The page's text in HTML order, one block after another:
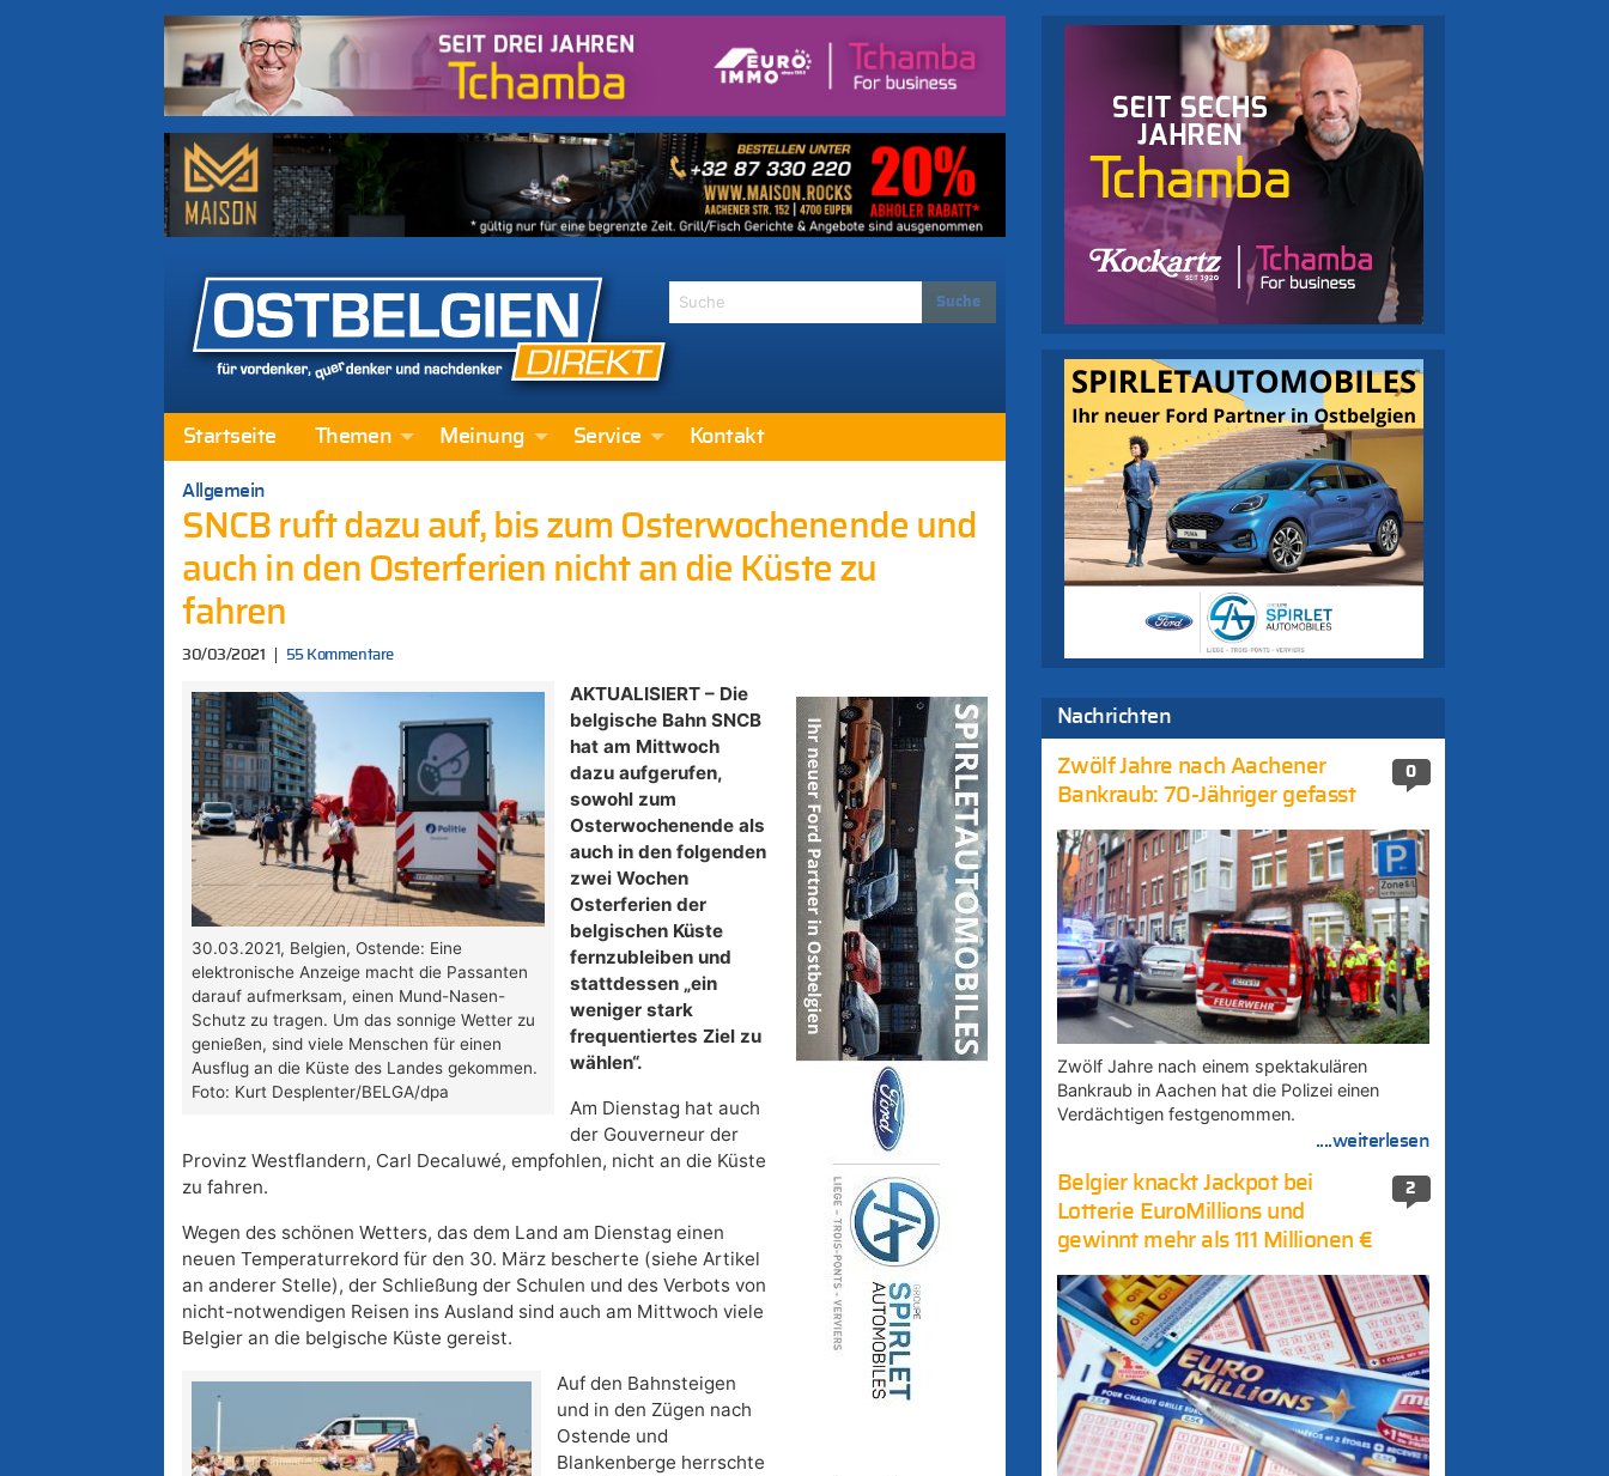
Startseite Themen Meinung Service Kontakt
Allgemein
SNCB ruft dazu auf, bis zum Osterwochenende und
auch in den Osterferien nicht an die Küste zu
fahren
30/03/2021 55 Kommentare
30.03.2021, Belgien, Ostende: Eine
elektronische Anzeige macht die Passanten
darauf aufmerksam, einen Mund-Nasen-
Schutz zu tragen. Um das sonnige Wetter zu
genießen, sind viele Menschen für einen
Ausflug an die Küste des Landes gekommen.
Foto: Kurt Desplenter/BELGA/dpa
AKTUALISIERT – Die
belgische Bahn SNCB
hat am Mittwoch
dazu aufgerufen,
sowohl zum
Osterwochenende als
auch in den folgenden
zwei Wochen
Osterferien der
belgischen Küste
fernzubleiben und
stattdessen „ein
weniger stark
frequentiertes Ziel zu
wählen“.
Am Dienstag hat auch
der Gouverneur der
Provinz Westflandern, Carl Decaluwé, empfohlen, nicht an die Küste
zu fahren.
Wegen des schönen Wetters, das dem Land am Dienstag einen
neuen Temperaturrekord für den 30. März bescherte (siehe Artikel
an anderer Stelle), der Schließung der Schulen und des Verbots von
nicht-notwendigen Reisen ins Ausland sind auch am Mittwoch viele
Belgier an die belgische Küste gereist.
Auf den Bahnsteigen
und in den Zügen nach
Ostende und
Blankenberge herrschte
Nachrichten
0
Zwölf Jahre nach Aachener
Bankraub: 70-Jähriger gefasst
Zwölf Jahre nach einem spektakulären
Bankraub in Aachen hat die Polizei einen
Verdächtigen festgenommen.
....weiterlesen
2
Belgier knackt Jackpot bei
Lotterie EuroMillions und
gewinnt mehr als 111 Millionen €